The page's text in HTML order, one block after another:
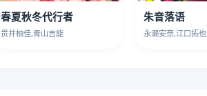
春夏秋冬代行者
贯井柚佳,青山吉能
朱音落语
永濑安奈,江口拓也